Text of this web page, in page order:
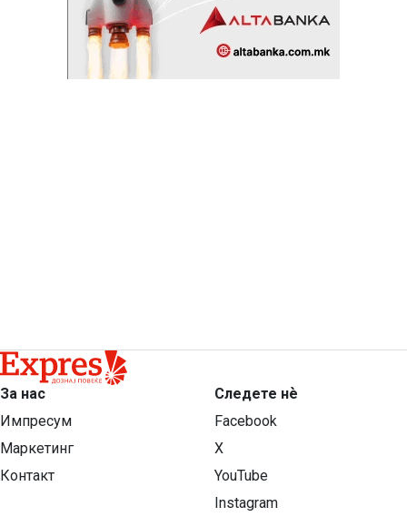
За нас
Импресум
Маркетинг
Контакт
Следете нѐ
Facebook
X
YouTube
Instagram